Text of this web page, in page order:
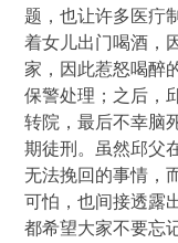
题，也让许多医疔
着女儿出门喝酒，
家，因此惹怒喝醉
保警处理；之后，
转院，最后不幸脑
期徒刑。虽然邱父
无法挽回的事情，
可怕，也间接透露
都希望大家不要忘